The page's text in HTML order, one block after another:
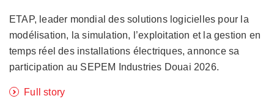
ETAP, leader mondial des solutions logicielles pour la
modélisation, la simulation, l’exploitation et la gestion en
temps réel des installations électriques, annonce sa
participation au SEPEM Industries Douai 2026.
Full story